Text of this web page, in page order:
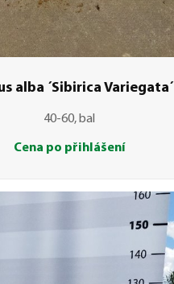
alba ´Sibirica Variegata´
40-60, bal
Cena po přihlášení